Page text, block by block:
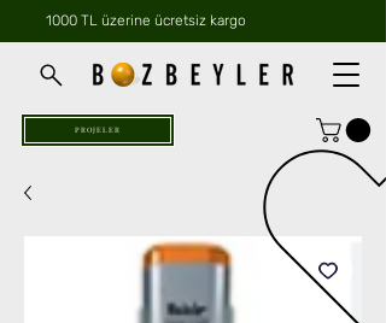
1000 TL üzerine ücretsiz kargo
PROJELER